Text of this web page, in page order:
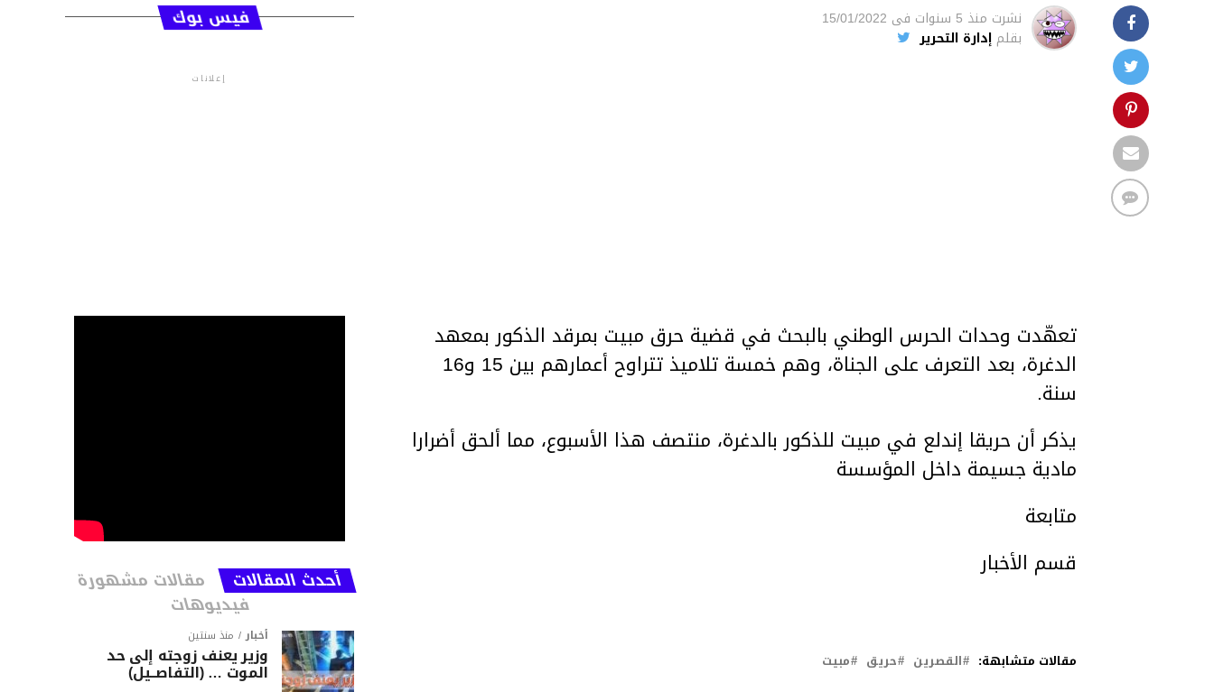
نشرت منذ 5 سنوات فى 15/01/2022
بقلم إدارة التحرير
تعهّدت وحدات الحرس الوطني بالبحث في قضية حرق مبيت بمرقد الذكور بمعهد
الدغرة، بعد التعرف على الجناة، وهم خمسة تلاميذ تتراوح أعمارهم بين 15 و16
سنة.
يذكر أن حريقا إندلع في مبيت للذكور بالدغرة، منتصف هذا الأسبوع، مما ألحق أضرارا
مادية جسيمة داخل المؤسسة
متابعة
قسم الأخبار
مقالات متشابهة: القصرين حريق مبيت
فيس بوك
إعلانات
أحدث المقالات مقالات مشهورة
فيديوهات
أخبار منذ سنتين
وزير يعنف زوجته إلى حد
الموت … (التفاصــيل)